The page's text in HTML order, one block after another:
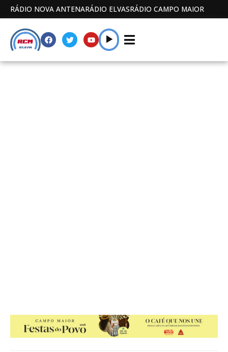
RÁDIO NOVA ANTENARÁDIO ELVASRÁDIO CAMPO MAIOR